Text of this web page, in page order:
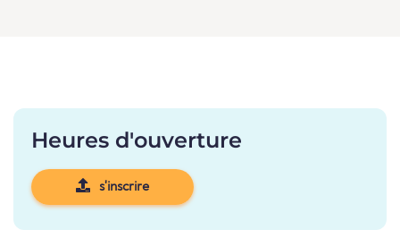
Heures d'ouverture
s'inscrire